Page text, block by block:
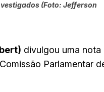
(Foto: Jefferson
divulgou uma nota
Parlamentar